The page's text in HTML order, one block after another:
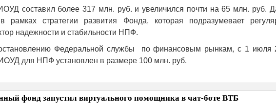
составил более 317 млн. руб. и увеличился почти на 65 млн. руб.
рамках стратегии развития Фонда, которая подразумевает
надежности и стабильности НПФ.
Федеральной службы по финансовым рынкам, с 1 июля
для НПФ установлен в размере 100 млн. руб.
фонд запустил виртуального помощника в чат-боте ВТБ